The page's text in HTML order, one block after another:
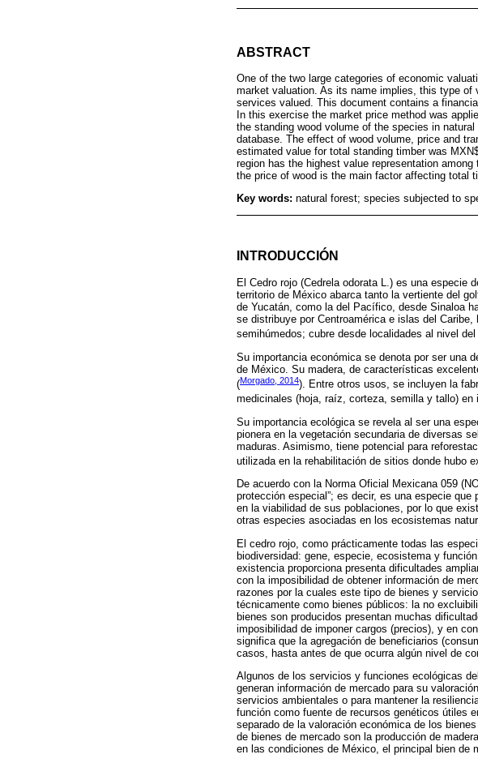
ABSTRACT
One of the two large categories of economic
market valuation. As its name implies, this type of
services valued. This document contains a
In this exercise the market price method was
the standing wood volume of the species in
database. The effect of wood volume, price and
estimated value for total standing timber was
region has the highest value representation
the price of wood is the main factor affecting total
Key words: natural forest; species subjected to
INTRODUCCIÓN
El Cedro rojo (Cedrela odorata L.) es una especie
territorio de México abarca tanto la vertiente del
de Yucatán, como la del Pacífico, desde Sinaloa
se distribuye por Centroamérica e islas del
semihúmedos; cubre desde localidades al nivel
Su importancia económica se denota por ser una
de México. Su madera, de características
(Morgado, 2014). Entre otros usos, se incluyen la
medicinales (hoja, raíz, corteza, semilla y tallo)
Su importancia ecológica se revela al ser una
pionera en la vegetación secundaria de diversas
maduras. Asimismo, tiene potencial para
utilizada en la rehabilitación de sitios donde hubo
De acuerdo con la Norma Oficial Mexicana 059
protección especial”; es decir, es una especie
en la viabilidad de sus poblaciones, por lo que
otras especies asociadas en los ecosistemas
El cedro rojo, como prácticamente todas las
biodiversidad: gene, especie, ecosistema y
existencia proporciona presenta dificultades
con la imposibilidad de obtener información de
razones por la cuales este tipo de bienes y
técnicamente como bienes públicos: la no
bienes son producidos presentan muchas
imposibilidad de imponer cargos (precios), y en
significa que la agregación de beneficiarios
casos, hasta antes de que ocurra algún nivel de
Algunos de los servicios y funciones ecológicas
generan información de mercado para su
servicios ambientales o para mantener la
función como fuente de recursos genéticos útiles
separado de la valoración económica de los
de bienes de mercado son la producción de
en las condiciones de México, el principal bien de